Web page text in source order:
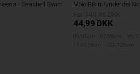
- Seashell Swim
Molo Bikini Underdel
149,95
44,99 DKK
86/92cm 92/98cm
98/
110/116cm
122/128cm